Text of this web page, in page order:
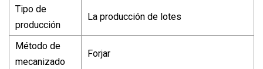
Tipo de
producción
La producción de lotes
Método de
mecanizado
Forjar